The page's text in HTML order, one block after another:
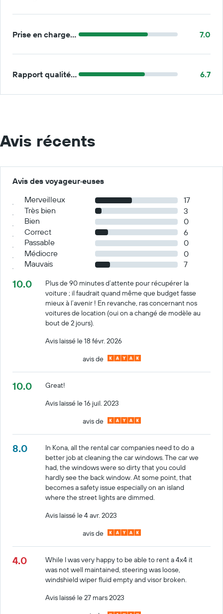
Prise en charge/retour 7.0
Rapport qualité/prix 6.7
Avis récents
Avis des voyageur·euses
Merveilleux
17
Très bien
3
Bien
0
Correct
6
Passable
0
Médiocre
0
Mauvais
7
10.0
Plus de 90 minutes d’attente pour récupérer la
voiture ; il faudrait quand même que budget fasse
mieux à l’avenir ! En revanche, ras concernant nos
voitures de location (oui on a changé de modèle au
bout de 2 jours).
Avis laissé le 18 févr. 2026
avis de
10.0
Great!
Avis laissé le 16 juil. 2023
avis de
8.0
In Kona, all the rental car companies need to do a
better job at cleaning the car windows. The car we
had, the windows were so dirty that you could
hardly see the back window. At some point, that
becomes a safety issue especially on an island
where the street lights are dimmed.
Avis laissé le 4 avr. 2023
avis de
4.0
While I was very happy to be able to rent a 4x4 it
was not well maintained, steering was loose,
windshield wiper fluid empty and visor broken.
Avis laissé le 27 mars 2023